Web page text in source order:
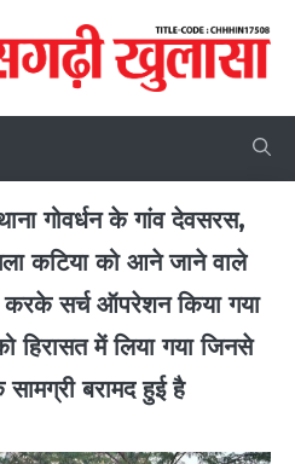
गोवर्धन के गांव देवसरस,
कटिया को आने जाने वाले
करके सर्च ऑपरेशन किया गया
में लिया गया जिनसे
बरामद हुई है